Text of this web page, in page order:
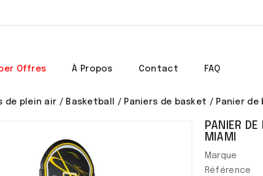
Offres À Propos Contact FAQ
de plein air Basketball Paniers de basket Panier de
PANIER
MIAMI
Marque
Référence